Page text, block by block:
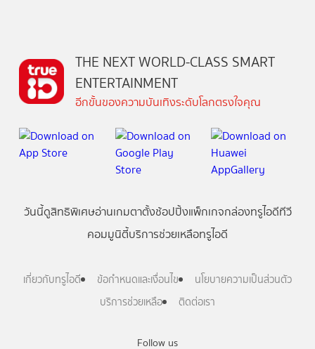
Follow us
THE NEXT WORLD-CLASS SMART
ENTERTAINMENT
อีกขั้นของความบันเทิงระดับโลกตรงใจคุณ
วันนี้ดูสิทธิพิเศษอ่านเกมตาตั้งช้อปปิ้งแพ็กเกจกล่องทรูไอดีทีวี
คอมมูนิตี้บริการช่วยเหลือทรูไอดี
เกี่ยวกับทรูไอดี ข้อกำหนดและเงื่อนไข
นโยบายความเป็นส่วนตัว
บริการช่วยเหลือ
ติดต่อเรา